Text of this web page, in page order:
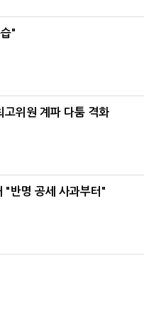
"
위원 계파 다툼 격화
"반명 공세 사과부터"